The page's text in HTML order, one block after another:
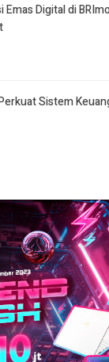
Digital di BRImo
Sistem